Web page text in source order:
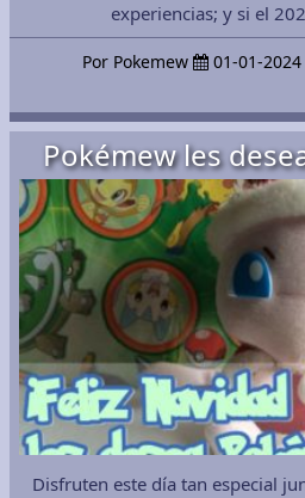
experiencias; y si el
Por Pokemew 01-01-2024
Pokémew les
Disfruten este día tan especial